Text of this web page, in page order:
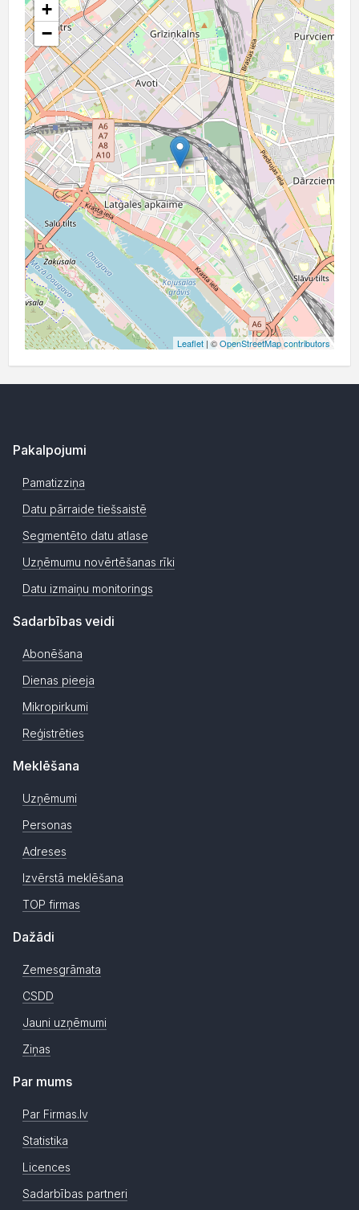
+
−
Leaflet | ©OpenStreetMap contributors
Pakalpojumi
Pamatizziņa
Datu pārraide tiešsaistē
Segmentēto datu atlase
Uzņēmumu novērtēšanas rīki
Datu izmaiņu monitorings
Sadarbības veidi
Abonēšana
Dienas pieeja
Mikropirkumi
Reģistrēties
Meklēšana
Uzņēmumi
Personas
Adreses
Izvērstā meklēšana
TOP firmas
Dažādi
Zemesgrāmata
CSDD
Jauni uzņēmumi
Ziņas
Par mums
Par Firmas.lv
Statistika
Licences
Sadarbības partneri